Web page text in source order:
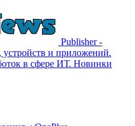
Publisher -
и приложений.
в сфере ИТ. Новинки